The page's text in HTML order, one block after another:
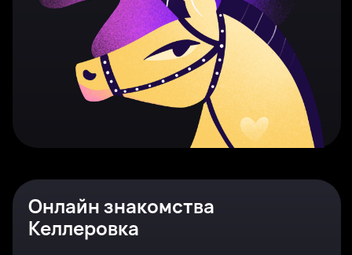
Онлайн знакомства
Келлеровка